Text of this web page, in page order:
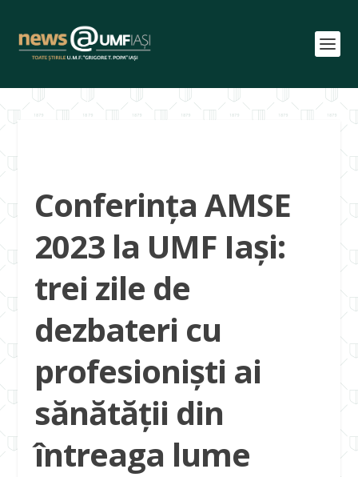
Conferința AMSE
2023 la UMF Iași:
trei zile de
dezbateri cu
profesioniști ai
sănătății din
întreaga lume